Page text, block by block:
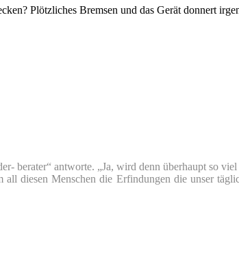
Plötzliches Bremsen und das Gerät donnert
antworte. „Ja, wird denn überhaupt so
diesen Menschen die Erfindungen die unser